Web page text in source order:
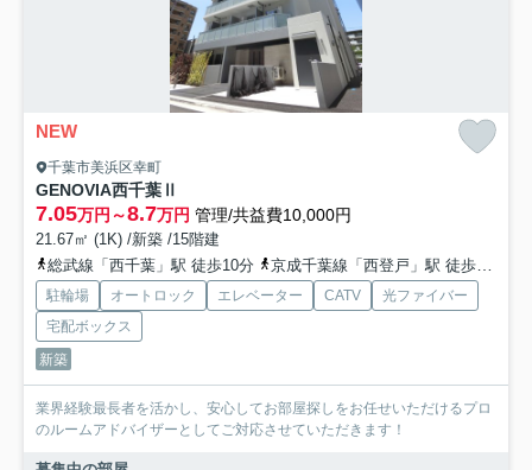
NEW
千葉市美浜区幸町
GENOVIA西千葉Ⅱ
7.05万円～8.7万円 管理/共益費10,000円
21.67㎡ (1K) /新築 /15階建
総武線「西千葉」駅 徒歩10分
京成千葉線「西登戸」駅 徒歩10分
駐輪場 オートロック エレベーター CATV
光ファイバー
宅配ボックス
新築
業界経験最長者を活かし、安心してお部屋探しをお任せいただけるプロ
のルームアドバイザーとしてご対応させていただきます！